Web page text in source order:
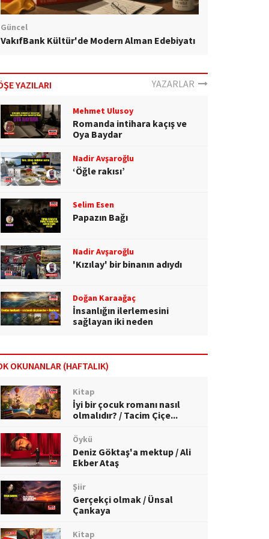
Güncel
VakıfBank Kültür'de Modern Alman Edebiyatı
YAZILARI YAZARLAR
Mehmet Ulusoy
Romanda intihara kaçış ve
Oya Baydar
Nadir Avşaroğlu
‘Öğle rakısı’
Selim Esen
Papazın Bağı
Nadir Avşaroğlu
'Kızılay' bir binanın adıydı
Doğan Karaağaç
İnsanlığın ilerlemesini
sağlayan iki neden
OKUNANLAR (HAFTALIK)
Kitap
İyi bir çocuk romanı nasıl
olmalıdır? / Tacim Çiçe...
Öykü
Deniz Göktaş'a mektup / Ali
Ekber Ataş
Şiir
Gerçekçi olmak / Ünsal
Çankaya
Kitap